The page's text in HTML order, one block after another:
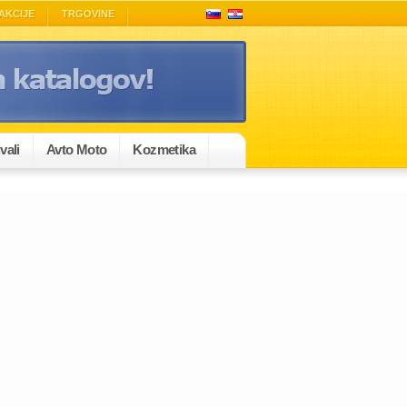
TRGOVINE
Avto Moto Kozmetika